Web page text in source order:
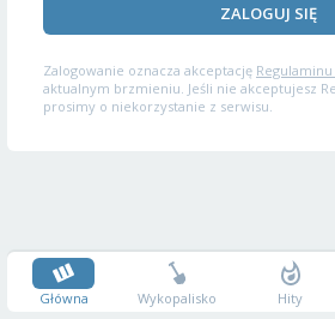
ZALOGUJ SIĘ
Zalogowanie oznacza akceptację
aktualnym brzmieniu. Jeśli nie akceptujesz
prosimy o niekorzystanie z serwisu.
Główna Wykopalisko Hity